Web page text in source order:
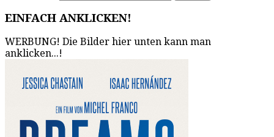
EINFACH ANKLICKEN!
WERBUNG! Die Bilder hier unten kann man
anklicken...!